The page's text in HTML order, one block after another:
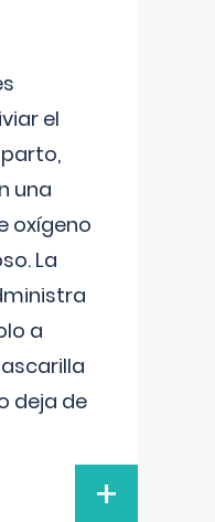
el
una
oxígeno
La
a
deja de
+